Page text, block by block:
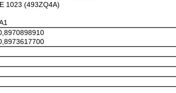
1023 (493ZQ4A)